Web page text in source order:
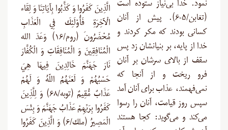
نمود. خدا بی‌نیاز ستوده است
(تغابن/۵-۶). پیش از آنان
کسانی بودند که مکر کردند و
خدا از پایه، بر بنیانشان زد پس
سقف از بالای سرشان بر آنان
فرو ریخت و از آنجا که
نمی‌فهمند، عذاب برای آنان آمد
سپس روز قیامت، آنان را رسوا
می‌کند و می‌گوید: کجا هستند
الَّذِينَ كَفَرُوا وَ كَذَّبُوا بِآيَاتِنَا وَ لِقَاء
الْآخِرَةِ فَأُوْلَئِكَ فِي الْعَذَابِ
مُحْضَرُونَ (روم/۱۶) وَعَدَ الله
الْمُنَافِقِينَ وَ الْمُنَافِقَاتِ وَ الْكُفَّارَ
نَارَ جَهَنَّمَ خَالِدِينَ فِيهَا هِيَ
حَسْبُهُمْ وَ لَعَنَهُمُ اللّهُ وَ لَهُمْ
عَذَابٌ مُّقِيمٌ (توبه/۶۸) وَ لِلَّذِينَ
كَفَرُوا بِرَبِّهِمْ عَذَابُ جَهَنَّمَ وَ بِئْسَ
الْمَصِيرُ (ملك/۶) وَ الَّذِينَ كَفَرُوا